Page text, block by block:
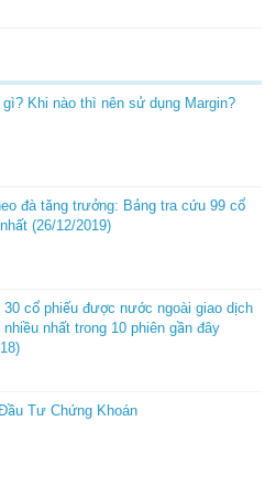
gì? Khi nào thì nên sử dụng Margin?
đà tăng trưởng: Bảng tra cứu 99 cổ
(26/12/2019)
30 cổ phiếu được nước ngoài giao dịch
nhiều nhất trong 10 phiên gần đây
Tư Chứng Khoán